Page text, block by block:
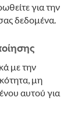
για την
δεδομένα.
με την
μη
αυτού για